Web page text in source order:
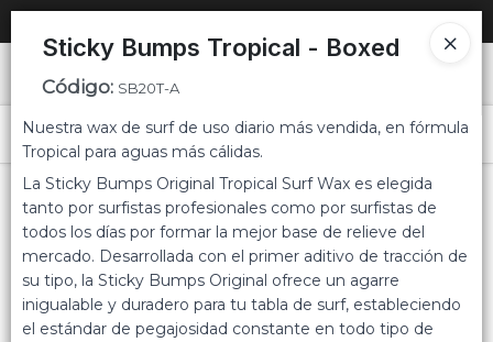
Sticky Bumps Tropical - Boxed
Código: SB20T-A
Nuestra wax de surf de uso diario más vendida, en fórmula
Tropical para aguas más cálidas.
La Sticky Bumps Original Tropical Surf Wax es elegida
tanto por surfistas profesionales como por surfistas de
todos los días por formar la mejor base de relieve del
mercado. Desarrollada con el primer aditivo de tracción de
su tipo, la Sticky Bumps Original ofrece un agarre
inigualable y duradero para tu tabla de surf, estableciendo
el estándar de pegajosidad constante en todo tipo de
PUNTOS DE VENTA
CÓMO COMPRAR
QUIÉNES SOMOS
CONTACTO
Menú
Lista vacía